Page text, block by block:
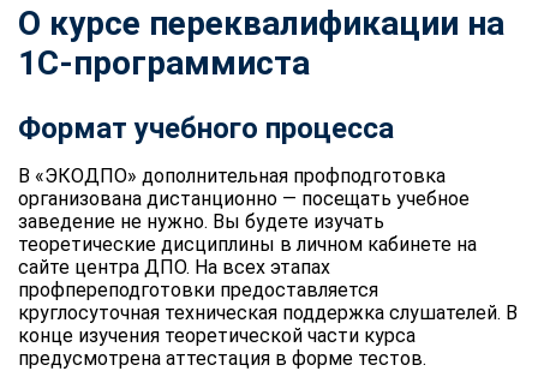
О курсе переквалификации на
1С-программиста
Формат учебного процесса
В «ЭКОДПО» дополнительная профподготовка
организована дистанционно — посещать учебное
заведение не нужно. Вы будете изучать
теоретические дисциплины в личном кабинете на
сайте центра ДПО. На всех этапах
профпереподготовки предоставляется
круглосуточная техническая поддержка слушателей. В
конце изучения теоретической части курса
предусмотрена аттестация в форме тестов.